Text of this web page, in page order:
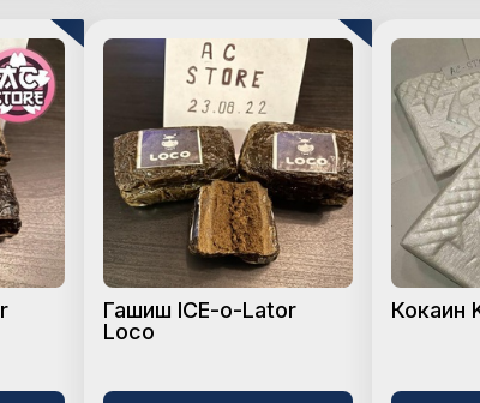
Гашиш ICE-o-Lator
Loco
Кокаин